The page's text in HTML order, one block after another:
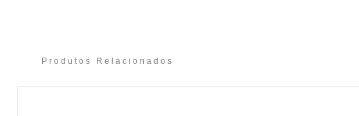
Produtos Relacionados